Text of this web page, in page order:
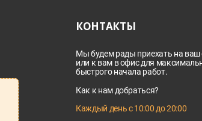
КОНТАКТЫ
Мы будем рады приехать на ваш
или к вам в офис для
быстрого начала работ.
Как к нам добраться?
Каждый день с 10:00 до 20:00